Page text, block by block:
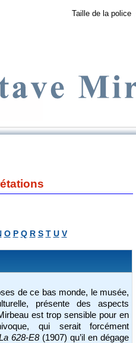
Taille de la police
O P Q R S T U V
de ce bas monde, le musée,
présente des aspects
est trop sensible pour en
qui serait forcément
628-E8(1907) qu’il en dégage